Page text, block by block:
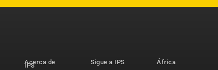
Acerca de
IPS
Sigue a IPS
África